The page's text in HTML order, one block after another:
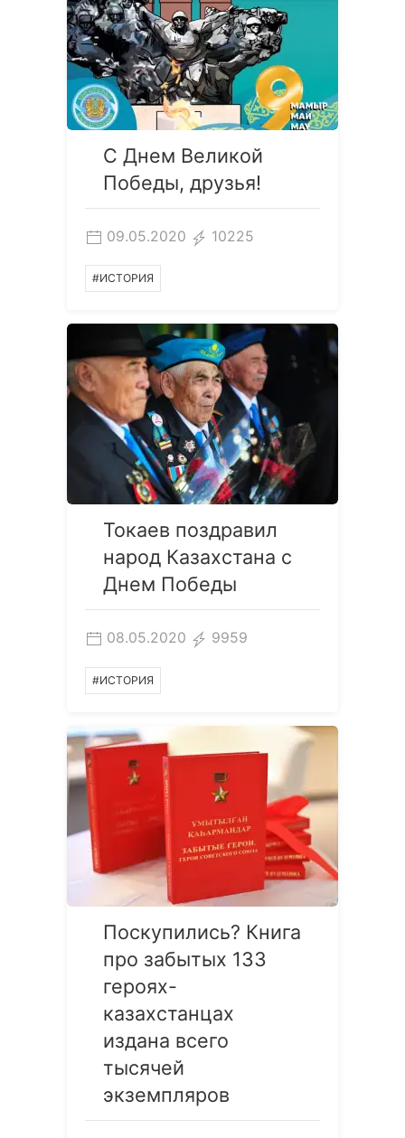
С Днем Великой
Победы, друзья!
09.05.2020 10225
#ИСТОРИЯ
Токаев поздравил
народ Казахстана с
Днем Победы
08.05.2020 9959
#ИСТОРИЯ
Поскупились? Книга
про забытых 133
героях-
казахстанцах
издана всего
тысячей
экземпляров